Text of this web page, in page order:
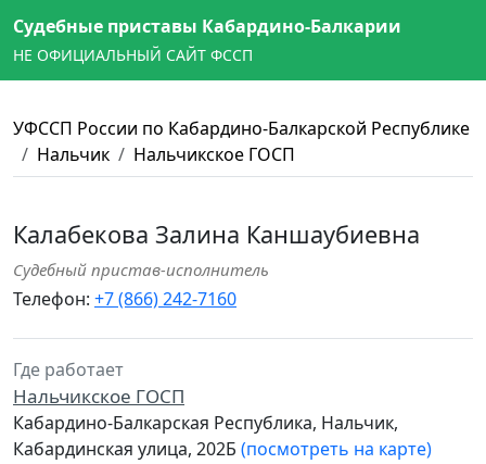
Судебные приставы Кабардино-Балкарии
НЕ ОФИЦИАЛЬНЫЙ САЙТ ФССП
УФССП России по Кабардино-Балкарской Республике
Нальчик
Нальчикское ГОСП
Калабекова Залина Каншаубиевна
Судебный пристав-исполнитель
Телефон: +7 (866) 242-7160
Где работает
Нальчикское ГОСП
Кабардино-Балкарская Республика, Нальчик,
Кабардинская улица, 202Б (посмотреть на карте)